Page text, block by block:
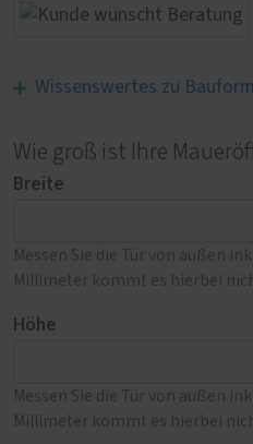
Wissenswertes zu
Wie groß ist Ihre
Breite
Messen Sie die Tür von außen
Millimeter kommt es hierbei
Höhe
Messen Sie die Tür von außen
Millimeter kommt es hierbei